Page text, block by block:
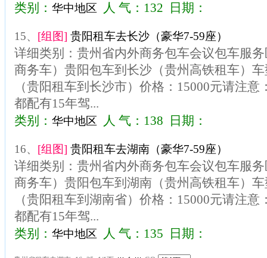
类别： 华中地区 人 气：132 日期：
15、 [组图] 贵阳租车去长沙（豪华7-59座）
详细类别：贵州省内外商务包车会议包车服
商务车）贵阳包车到长沙（贵州高铁租车）
（贵阳租车到长沙市）价格：15000元请注
都配有15年驾...
类别： 华中地区 人 气：138 日期：
16、 [组图] 贵阳租车去湖南（豪华7-59座）
详细类别：贵州省内外商务包车会议包车服
商务车）贵阳包车到湖南（贵州高铁租车）
（贵阳租车到湖南省）价格：15000元请注
都配有15年驾...
类别： 华中地区 人 气：135 日期：